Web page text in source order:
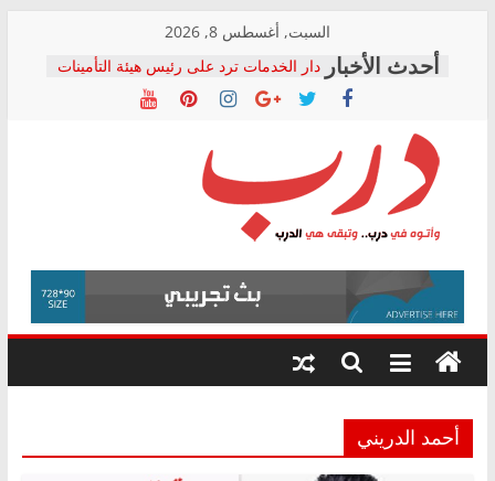
content
السبت, أغسطس 8, 2026
دار الخدمات ترد على رئيس هيئة التأمينات
بعد مؤتمره الصحفي: إنكار الأزمة لا ينهي
معاناة أصحاب المعاشات.. ونطالب بكشف
فرحات سليمان يكتب: القطاع الصحي إلى
أين؟
حزب التحالف الشعبي يطلق لجنة “الحق
في الصحة” بالإسكندرية لرصد الانتهاكات
ودعم المرضى
الوزاري لمدينة الصحفيين.. وانتهاء أعمال
إنشاء المبنى الإداري
المجلس القومي لحقوق الإنسان يعلن
متابعة قضية الدكتور محمد زهران.. ويؤكد:
قرينة البراءة وضمانات المحاكمة العادلة
درب
وأتوه
درب..
وتبقى
هي
أحمد الدريني